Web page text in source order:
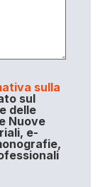
sulla
sul
delle
Nuove
e-